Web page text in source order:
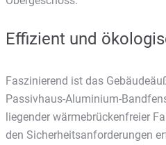
Effizient und
Faszinierend ist das
Passivhaus-Aluminium-
liegender wärmebrückenfreier
den Sicherheitsanforderungen